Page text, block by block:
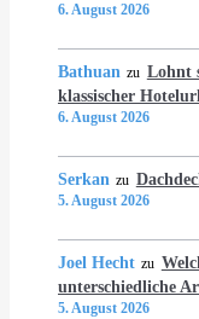
6. August 2026
Bathuan zu Lohnt
klassischer
6. August 2026
Serkan zu
5. August 2026
Joel Hecht zu
unterschiedliche
5. August 2026